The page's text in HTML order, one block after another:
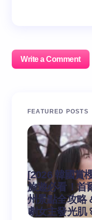
Write a Comment
您的邮箱地址不会被公
Your Comment *
Name *
Email *
FEATURED POSTS
[2026 韓國賞
旅遊必看！首
州景點全攻略
劇女主發光肌